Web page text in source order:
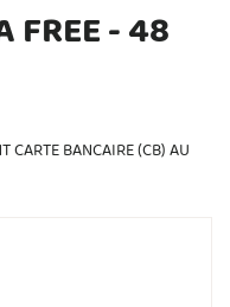
FREE - 48
CARTE BANCAIRE (CB) AU